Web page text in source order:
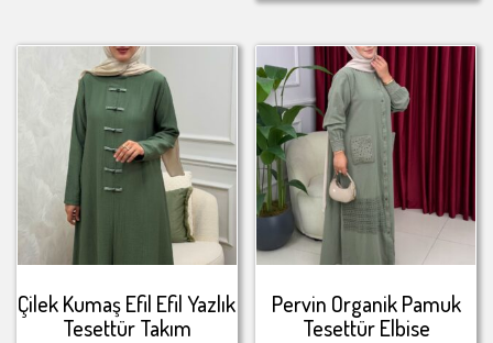
Çilek Kumaş Efil Efil Yazlık
Tesettür Takım
Pervin Organik Pamuk
Tesettür Elbise